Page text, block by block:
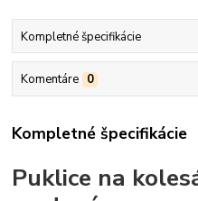
Kompletné špecifikácie
Komentáre 0
Kompletné špecifikácie
Puklice na